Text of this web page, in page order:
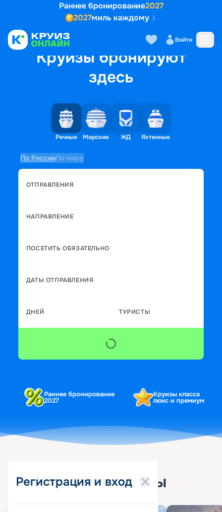
Раннее бронирование2027
2027миль каждому
Войти
Круизы бронируют
здесь
Речные Морские ЖД Яхтенные
По РоссииПо миру
ОТПРАВЛЕНИЯ
НАПРАВЛЕНИЕ
ПОСЕТИТЬ ОБЯЗАТЕЛЬНО
ДАТЫ ОТПРАВЛЕНИЯ
ДНЕЙ ТУРИСТЫ
Раннее бронирование
2027
Круизы класса
люкс и премиум
Регистрация и вход
Популярные круизы